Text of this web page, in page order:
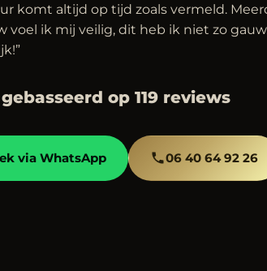
komt altijd op tijd zoals vermeld.
voel ik mij veilig, dit heb ik niet zo
gebasseerd op 119 reviews
via WhatsApp 06 40 64 92 26